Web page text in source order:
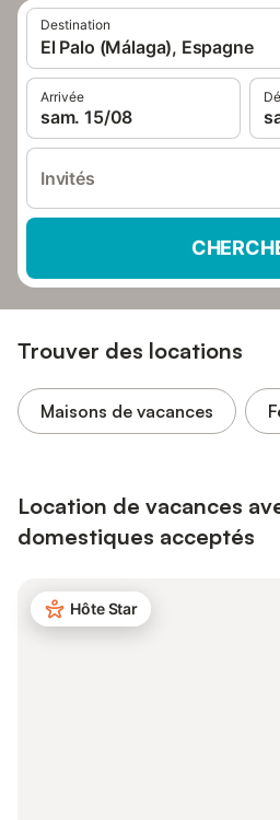
Destination
El Palo (Málaga), Espagne
Arrivée
sam. 15/08
Invités
Trouver des locations
Maisons de vacances
Location de vacances
domestiques acceptés
Hôte Star